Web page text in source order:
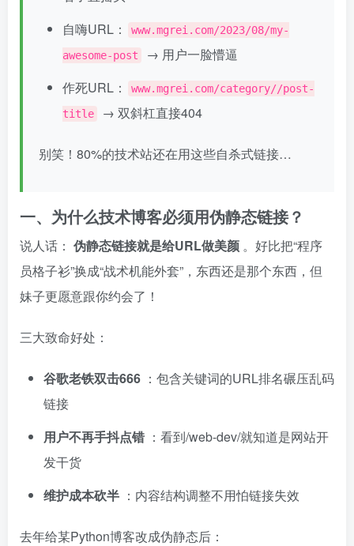
自嗨URL：
www.mgrei.com/2023/08/my-
awesome-post
→ 用户一脸懵逼
作死URL：
www.mgrei.com/category//post-
title
→ 双斜杠直接404
别笑！80%的技术站还在用这些自杀式链接…
一、为什么技术博客必须用伪静态链接？
说人话： 伪静态链接就是给URL做美颜 。好比把“程序
员格子衫”换成“战术机能外套”，东西还是那个东西，但
妹子更愿意跟你约会了！
三大致命好处：
谷歌老铁双击666 ：包含关键词的URL排名碾压乱码
链接
用户不再手抖点错 ：看到/web-dev/就知道是网站开
发干货
维护成本砍半 ：内容结构调整不用怕链接失效
去年给某Python博客改成伪静态后：